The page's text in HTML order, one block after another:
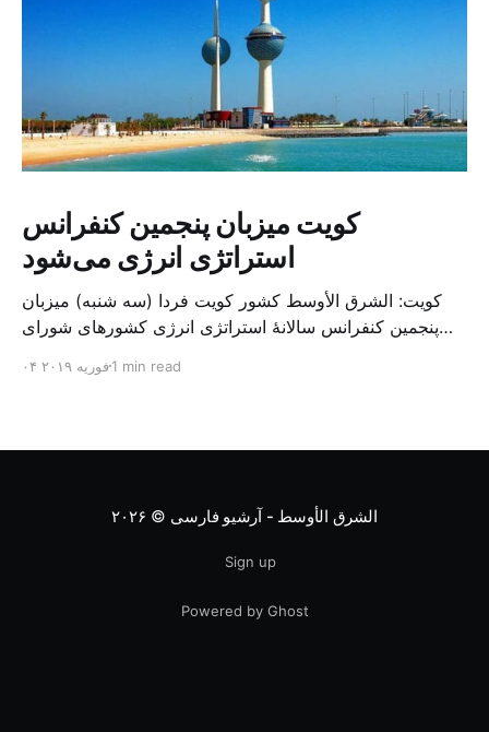
کویت میزبان پنجمین کنفرانس
استراتژی انرژی می‌شود
کویت: الشرق الأوسط کشور کویت فردا (سه شنبه) میزبان
پنجمین کنفرانس سالانهٔ استراتژی انرژی کشورهای شورای
متخصص از شرکت‌های جهانی نفت و گاز در این کنفرانس
۰۴ فوریه ۲۰۱۹1 min read
الشرق الأوسط - آرشیو فارسی © ۲۰۲۶
Sign up
Powered by Ghost